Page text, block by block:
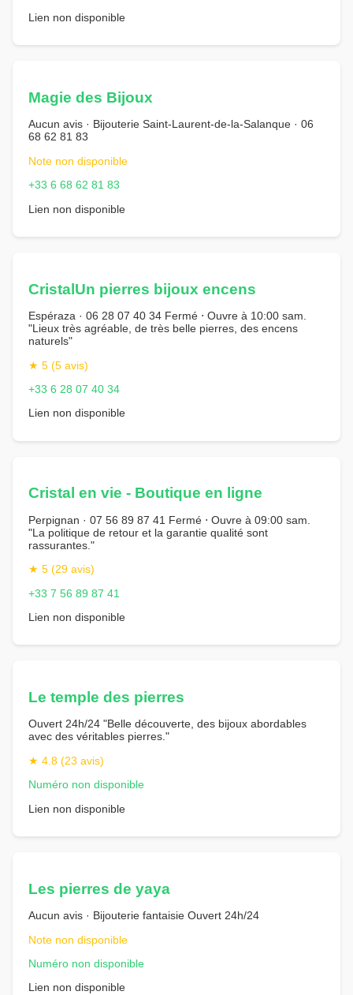
Lien non disponible
Magie des Bijoux
Aucun avis · Bijouterie Saint-Laurent-de-la-Salanque · 06
68 62 81 83
Note non disponible
+33 6 68 62 81 83
Lien non disponible
CristalUn pierres bijoux encens
Espéraza · 06 28 07 40 34 Fermé ⋅ Ouvre à 10:00 sam.
"Lieux très agréable, de très belle pierres, des encens
naturels"
★ 5 (5 avis)
+33 6 28 07 40 34
Lien non disponible
Cristal en vie - Boutique en ligne
Perpignan · 07 56 89 87 41 Fermé ⋅ Ouvre à 09:00 sam.
"La politique de retour et la garantie qualité sont
rassurantes."
★ 5 (29 avis)
+33 7 56 89 87 41
Lien non disponible
Le temple des pierres
Ouvert 24h/24 "Belle découverte, des bijoux abordables
avec des véritables pierres."
★ 4.8 (23 avis)
Numéro non disponible
Lien non disponible
Les pierres de yaya
Aucun avis · Bijouterie fantaisie Ouvert 24h/24
Note non disponible
Numéro non disponible
Lien non disponible